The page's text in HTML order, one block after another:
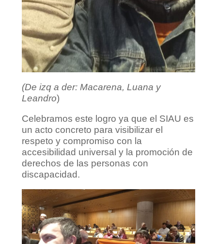
(De izq a der: Macarena, Luana y
Leandro)
Celebramos este logro ya que el SIAU es
un acto concreto para visibilizar el
respeto y compromiso con la
accesibilidad universal y la promoción de
derechos de las personas con
discapacidad.